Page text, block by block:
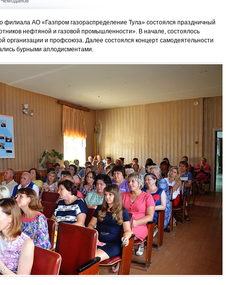
филиала АО «Газпром газораспределение Тула» состоялся праздничный
нефтяной и газовой промышленности». В начале, состоялось
организации и профсоюза. Далее состоялся концерт самодеятельности
бурными аплодисментами.